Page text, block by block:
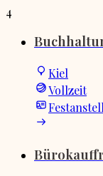
4
Kiel
Vollzeit